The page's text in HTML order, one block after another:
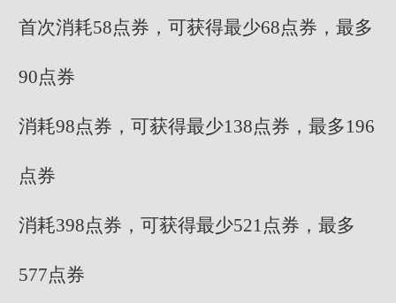
首次消耗58点券，可获得最少68点券，最多
90点券
消耗98点券，可获得最少138点券，最多196
点券
消耗398点券，可获得最少521点券，最多
577点券